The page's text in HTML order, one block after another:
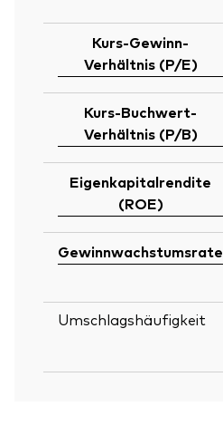
Kurs-Gewinn-
Verhältnis (P/E)
Kurs-Buchwert-
Verhältnis (P/B)
Eigenkapitalrendite
(ROE)
Gewinnwachstumsrate
Umschlagshäufigkeit